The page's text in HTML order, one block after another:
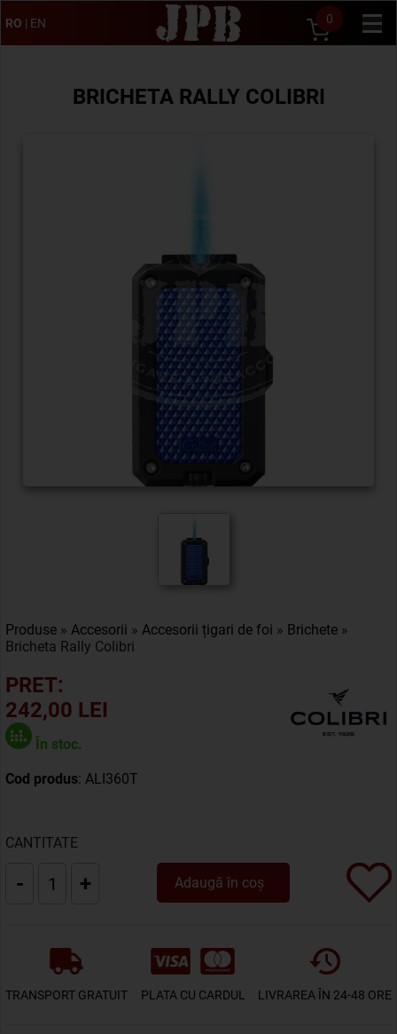
RO | EN 0
BRICHETA RALLY COLIBRI
Produse » Accesorii » Accesorii țigari de foi » Brichete »
Bricheta Rally Colibri
PRET:
242,00 LEI
În stoc.
Cod produs: ALI360T
CANTITATE
- + Adaugă în coș
TRANSPORT GRATUIT PLATA CU CARDUL LIVRAREA ÎN 24-48 ORE